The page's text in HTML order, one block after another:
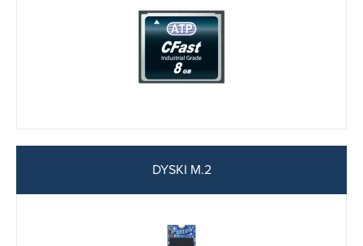
DYSKI M.2